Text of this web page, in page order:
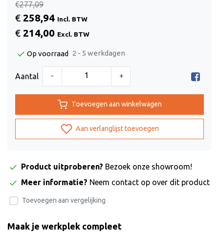
€277,09
€ 258,94 Incl. BTW
€ 214,00 Excl. BTW
Op voorraad 2 - 5 werkdagen
Aantal - +
Toevoegen aan winkelwagen
Aan verlanglijst toevoegen
Product uitproberen? Bezoek onze showroom!
Meer informatie? Neem contact op over dit product
Toevoegen aan vergelijking
Maak je werkplek compleet